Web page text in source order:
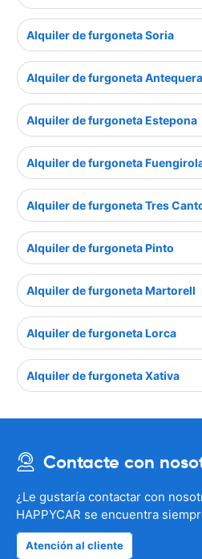
Alquiler de furgoneta Soria
Alquiler de furgoneta Antequera
Alquiler de furgoneta Estepona
Alquiler de furgoneta
Alquiler de furgoneta Tres
Alquiler de furgoneta Pinto
Alquiler de furgoneta Martorell
Alquiler de furgoneta Lorca
Alquiler de furgoneta Xativa
Contacte con
¿Le gustaría contactar con
HAPPYCAR se encuentra
Atención al cliente